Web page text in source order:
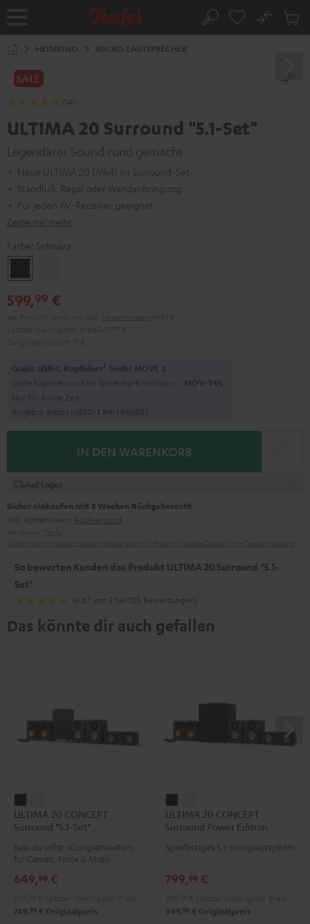
Startseite Suche
No
HEIMKINO MICRO-LAUTSPRECHER
SALE
(14)
ULTIMA 20 Surround "5.1-Set"
Legendärer Sound rund gemacht
Neue ULTIMA 20 (Mk4) im Surround-Set
Standfuß, Regal oder Wandanbringung
Für jeden AV-Receiver geeignet
Zeige mir mehr
Farbe: Schwarz
599,99 €
Gratis USB-C Kopfhörer1 Teufel MOVE 2
Code kopieren und im Warenkorb einlösen. MOV-T4S
Nur für kurze Zeit
Angebot endet in01D:1 3H:19M:04S
IN DEN WARENKORB
Auf Lager
Sicher einkaufen mit 8 Wochen Rückgaberecht
inkl. kostenlosem Rückversand
So bewerten Kunden das Produkt ULTIMA 20 Surround "5.1-
Set"
(4.87 von 5 bei 105 Bewertungen)
Das könnte dir auch gefallen
20
CONCEPT
Surround
Set"
20
CONCEPT
Surround
"5.1-
Set"
ULTIMA 20 CONCEPT
Surround "5.1-Set"
Bass du willst: Komplettsystem
für Games, Filme & Musik
649,99 €
749, 99 € Originalpreis
20
CONCEPT
Surround
Edition
Set"
20
CONCEPT
Surround
Edition
Set"
ULTIMA 20 CONCEPT
Surround Power Edition "5.1-
Spielfertiges 5.1-Komplettsystem
799,99 €
949, 99 € Originalpreis